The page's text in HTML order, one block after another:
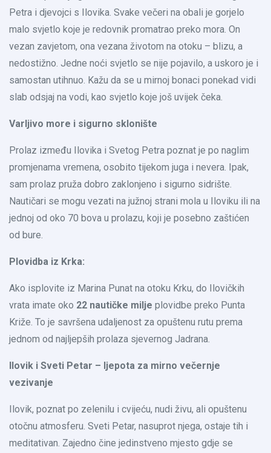
Petra i djevojci s Ilovika. Svake večeri na obali je gorjelo
malo svjetlo koje je redovnik promatrao preko mora. On
vezan zavjetom, ona vezana životom na otoku – blizu, a
nedostižno. Jedne noći svjetlo se nije pojavilo, a uskoro je i
samostan utihnuo. Kažu da se u mirnoj bonaci ponekad vidi
slab odsjaj na vodi, kao svjetlo koje još uvijek čeka.
Varljivo more i sigurno sklonište
Prolaz između Ilovika i Svetog Petra poznat je po naglim
promjenama vremena, osobito tijekom juga i nevera. Ipak,
sam prolaz pruža dobro zaklonjeno i sigurno sidrište.
Nautičari se mogu vezati na južnoj strani mola u Iloviku ili na
jednoj od oko 70 bova u prolazu, koji je posebno zaštićen
od bure.
Plovidba iz Krka:
Ako isplovite iz Marina Punat na otoku Krku, do Ilovičkih
vrata imate oko 22 nautičke milje plovidbe preko Punta
Križe. To je savršena udaljenost za opuštenu rutu prema
jednom od najljepših prolaza sjevernog Jadrana.
Ilovik i Sveti Petar – ljepota za mirno večernje
vezivanje
Ilovik, poznat po zelenilu i cvijeću, nudi živu, ali opuštenu
otočnu atmosferu. Sveti Petar, nasuprot njega, ostaje tih i
meditativan. Zajedno čine jedinstveno mjesto gdje se